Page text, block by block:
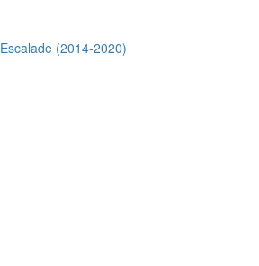
Escalade (2014-2020)